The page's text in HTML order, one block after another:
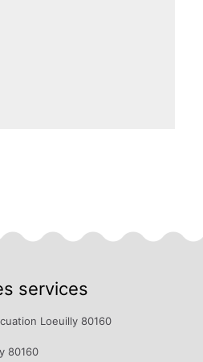
services
Loeuilly 80160
80160